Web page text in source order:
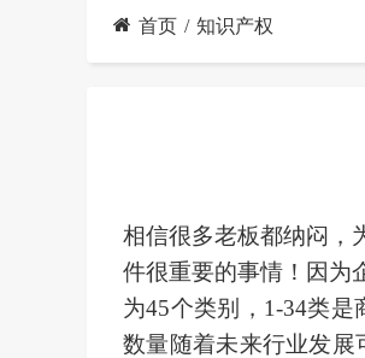
首页 知识产权
相信很多老板都纳闷，
件很重要的事情！因为
为45个类别，1-34类
数量随着未来行业发展